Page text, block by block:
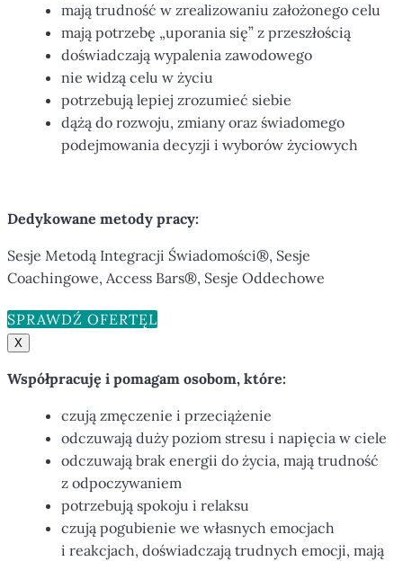
mają trudność w zrealizowaniu założonego celu
mają potrzebę „uporania się” z przeszłością
doświadczają wypalenia zawodowego
nie widzą celu w życiu
potrzebują lepiej zrozumieć siebie
dążą do rozwoju, zmiany oraz świadomego
podejmowania decyzji i wyborów życiowych
Dedykowane metody pracy:
Sesje Metodą Integracji Świadomości®, Sesje
Coachingowe, Access Bars®, Sesje Oddechowe
SPRAWDŹ OFERTĘ
X
Współpracuję i pomagam osobom, które:
czują zmęczenie i przeciążenie
odczuwają duży poziom stresu i napięcia w ciele
odczuwają brak energii do życia, mają trudność
z odpoczywaniem
potrzebują spokoju i relaksu
czują pogubienie we własnych emocjach
i reakcjach, doświadczają trudnych emocji, mają